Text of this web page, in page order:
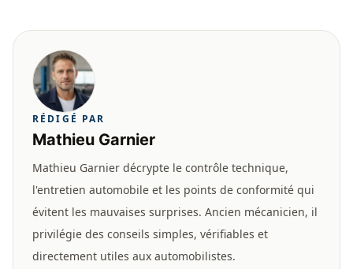
RÉDIGÉ PAR
Mathieu Garnier
Mathieu Garnier décrypte le contrôle technique,
l'entretien automobile et les points de conformité qui
évitent les mauvaises surprises. Ancien mécanicien, il
privilégie des conseils simples, vérifiables et
directement utiles aux automobilistes.